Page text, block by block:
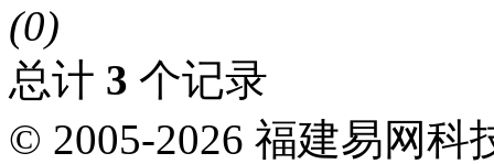
(0)
总计 3 个记录
© 2005-2026 福建易网